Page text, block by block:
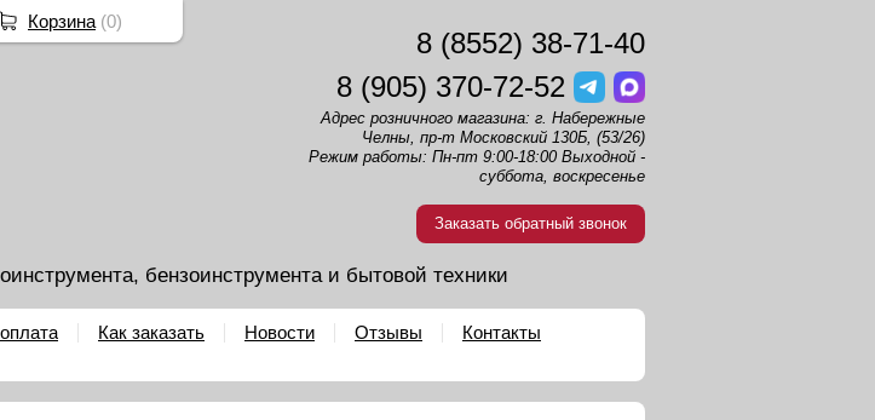
8 (8552) 38-71-40
8 (905) 370-72-52
Адрес розничного магазина: г. Набережные
Челны, пр-т Московский 130Б, (53/26)
Режим работы: Пн-пт 9:00-18:00 Выходной -
суббота, воскресенье
Заказать обратный звонок
бензоинструмента и бытовой техники
Как заказать Новости Отзывы
Контакты
Корзина (0)